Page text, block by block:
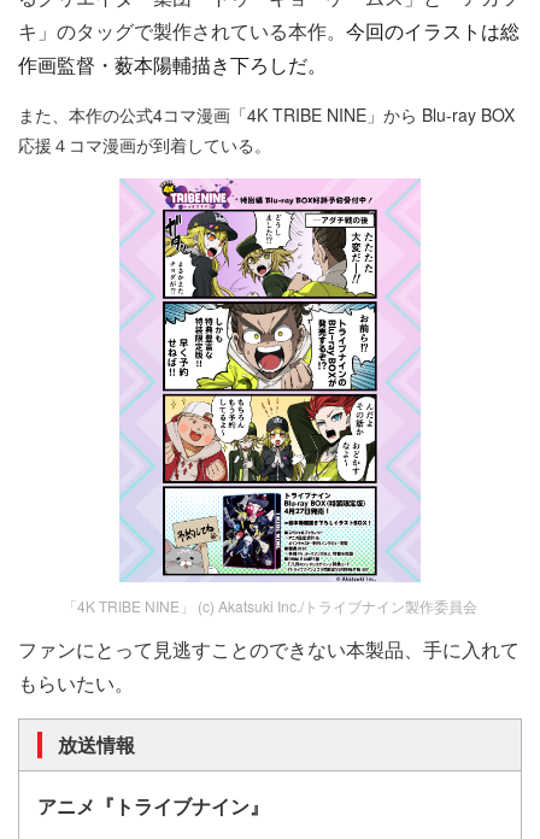
キ」のタッグで製作されている本作。 今回のイラストは総
作画監督・薮本陽輔描き下ろしだ。
また、本作の公式4コマ漫画「4K TRIBE NINE」から Blu-ray BOX
応援４コマ漫画が到着している。
「4K TRIBE NINE」 (c) Akatsuki Inc./トライブナイン製作委員会
ファンにとって見逃すことのできない本製品、手に入れて
もらいたい。
放送情報
アニメ『トライブナイン』